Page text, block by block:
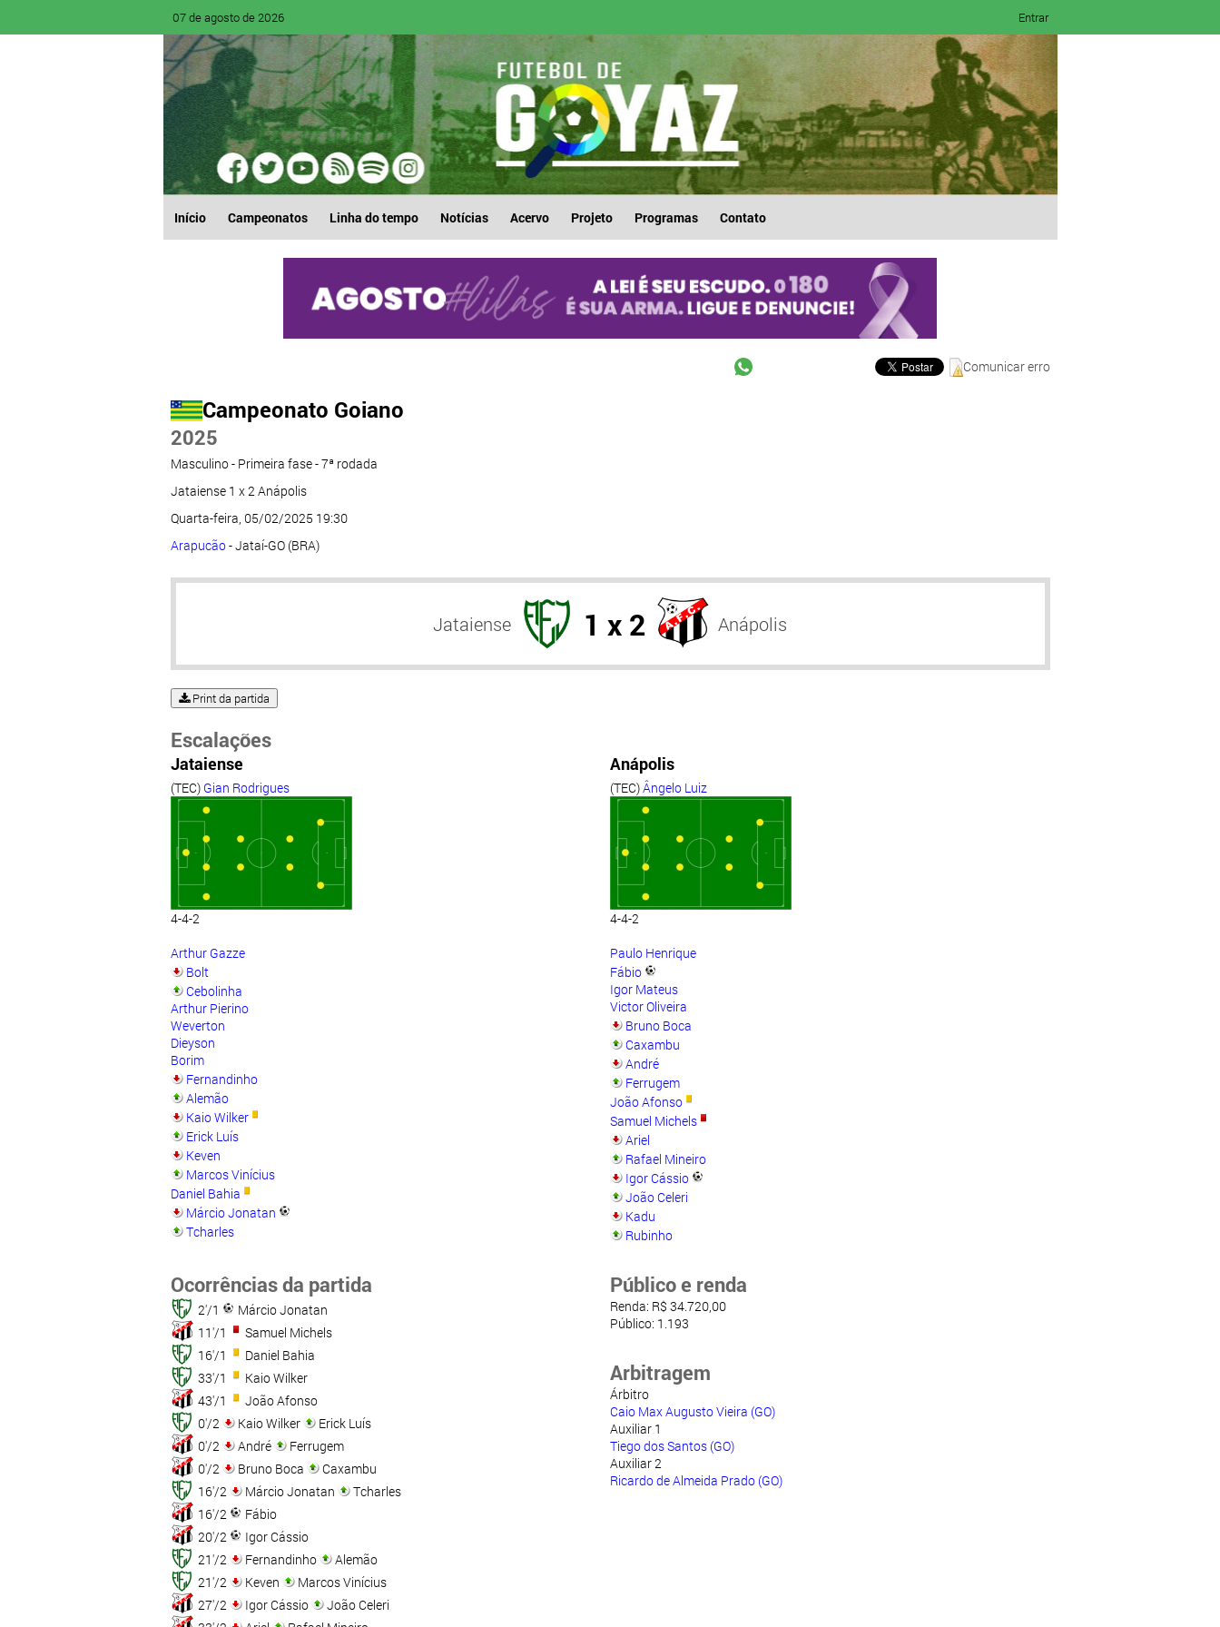
07 de agosto de 2026 Entrar
Início Campeonatos Linha do tempo Notícias Acervo Projeto Programas Contato
Comunicar erro
Campeonato Goiano
2025
Masculino - Primeira fase - 7ª rodada
Jataiense 1 x 2 Anápolis
Quarta-feira, 05/02/2025 19:30
Arapucão- Jataí-GO (BRA)
Jataiense 1 x 2 Anápolis
Print da partida
Escalações
Jataiense
(TEC) Gian Rodrigues
4-4-2
Arthur Gazze
Bolt
Cebolinha
Arthur Pierino
Weverton
Dieyson
Borim
Fernandinho
Alemão
Kaio Wilker
Erick Luís
Keven
Marcos Vinícius
Daniel Bahia
Márcio Jonatan
Tcharles
Anápolis
(TEC)Ângelo Luiz
4-4-2
Paulo Henrique
Fábio
Igor Mateus
Victor Oliveira
Bruno Boca
Caxambu
André
Ferrugem
João Afonso
Samuel Michels
Ariel
Rafael Mineiro
Igor Cássio
João Celeri
Kadu
Rubinho
Ocorrências da partida
2'/1
Márcio Jonatan
11'/1
Samuel Michels
16'/1
Daniel Bahia
33'/1
Kaio Wilker
43'/1
João Afonso
0'/2
Kaio Wilker
Erick Luís
0'/2
André
Ferrugem
0'/2
Bruno Boca
Caxambu
16'/2
Márcio Jonatan
Tcharles
16'/2
Fábio
20'/2
Igor Cássio
21'/2
Fernandinho
Alemão
21'/2
Keven
Marcos Vinícius
27'/2
Igor Cássio
João Celeri
Público e renda
Renda: R$ 34.720,00
Público: 1.193
Arbitragem
Árbitro
Caio Max Augusto Vieira (GO)
Auxiliar 1
Tiego dos Santos (GO)
Auxiliar 2
Ricardo de Almeida Prado (GO)